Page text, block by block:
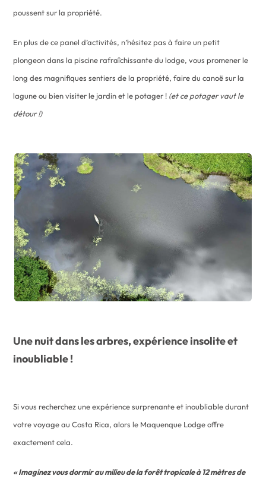
poussent sur la propriété.
En plus de ce panel d’activités, n’hésitez pas à faire un petit
plongeon dans la piscine rafraîchissante du lodge, vous promener le
long des magnifiques sentiers de la propriété, faire du canoë sur la
lagune ou bien visiter le jardin et le potager ! (et ce potager vaut le
détour !)
Une nuit dans les arbres, expérience insolite et
inoubliable !
Si vous recherchez une expérience surprenante et inoubliable durant
votre voyage au Costa Rica, alors le Maquenque Lodge offre
exactement cela.
« Imaginez vous dormir au milieu de la forêt tropicale à 12 mètres de